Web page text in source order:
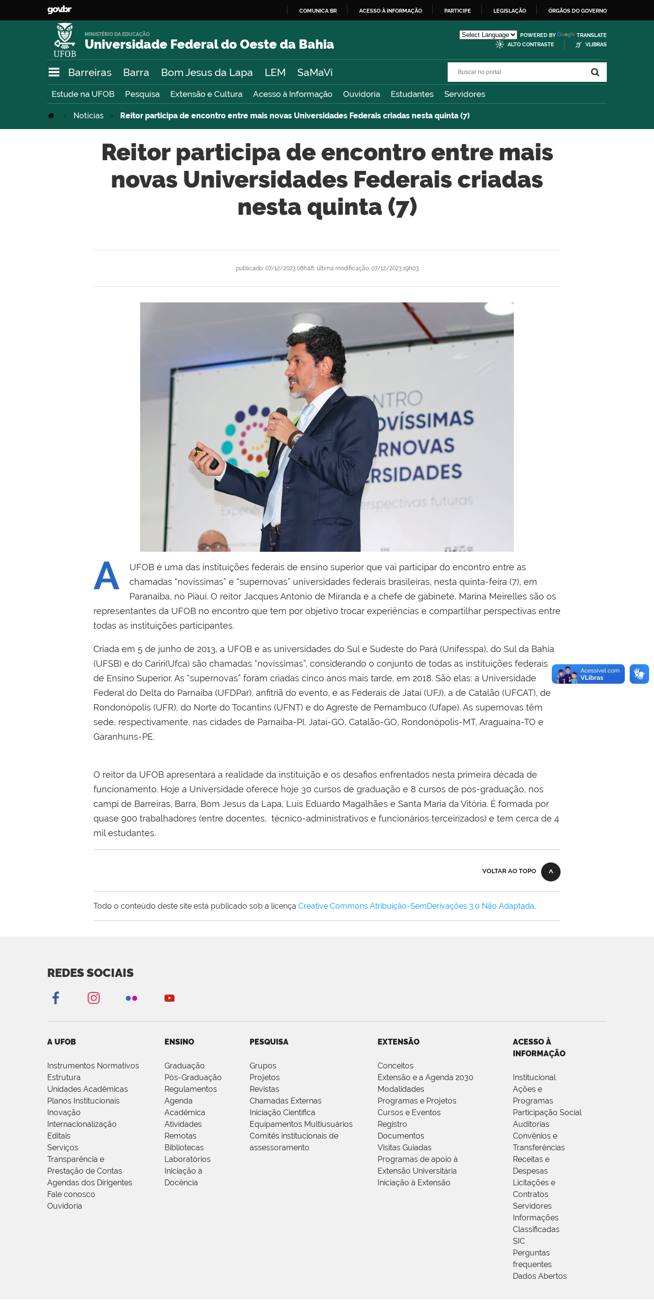
O
COMUNICA BR ACESSO À INFORMAÇÃO PARTICIPE LEGISLAÇÃO ÓRGÃOS DO GOVERNO
Universidade Federal do Oeste da Bahia
MINISTÉRIO DA EDUCAÇÃO POWERED BY
TRANSLATE
ALTO CONTRASTE
VLIBRAS
Barreiras Barra Bom Jesus da Lapa LEM SaMaVi
Estude na UFOB Pesquisa Extensão e Cultura Acesso à Informação Ouvidoria Estudantes Servidores
Notícias Reitor participa de encontro entre mais novas Universidades Federais criadas nesta quinta (7)
Reitor participa de encontro entre mais
novas Universidades Federais criadas
nesta quinta (7)
publicado: 07/12/2023 08h48, última modificação: 07/12/2023 19h03
A
UFOB é uma das instituições federais de ensino superior que vai participar do encontro entre as
chamadas “novíssimas” e “supernovas” universidades federais brasileiras, nesta quinta-feira (7), em
Paranaíba, no Piauí. O reitor Jacques Antonio de Miranda e a chefe de gabinete, Marina Meirelles são os
representantes da UFOB no encontro que tem por objetivo trocar experiências e compartilhar perspectivas entre
todas as instituições participantes.
Criada em 5 de junho de 2013, a UFOB e as universidades do Sul e Sudeste do Pará (Unifesspa), do Sul da Bahia
(UFSB) e do Cariri(Ufca) são chamadas “novíssimas”, considerando o conjunto de todas as instituições federais
de Ensino Superior. As “supernovas” foram criadas cinco anos mais tarde, em 2018. São elas: a Universidade
Federal do Delta do Parnaíba (UFDPar), anfitriã do evento, e as Federais de Jataí (UFJ), a de Catalão (UFCAT), de
Rondonópolis (UFR), do Norte do Tocantins (UFNT) e do Agreste de Pernambuco (Ufape). As supernovas têm
sede, respectivamente, nas cidades de Parnaíba-PI, Jataí-GO, Catalão-GO, Rondonópolis-MT, Araguaína-TO e
Garanhuns-PE.
O reitor da UFOB apresentará a realidade da instituição e os desafios enfrentados nesta primeira década de
funcionamento. Hoje a Universidade oferece hoje 30 cursos de graduação e 8 cursos de pós-graduação, nos
campi de Barreiras, Barra, Bom Jesus da Lapa, Luís Eduardo Magalhães e Santa Maria da Vitória. É formada por
quase 900 trabalhadores (entre docentes, técnico-administrativos e funcionários terceirizados) e tem cerca de 4
mil estudantes.
VOLTAR AO TOPO
Todo o conteúdo deste site está publicado sob a licença Creative Commons Atribuição-SemDerivações 3.0 Não Adaptada.
REDES SOCIAIS
A UFOB
Instrumentos Normativos
Estrutura
Unidades Acadêmicas
Planos Institucionais
Inovação
Internacionalização
Editais
Serviços
Transparência e
Prestação de Contas
Agendas dos Dirigentes
Fale conosco
Ouvidoria
ENSINO
Graduação
Pós-Graduação
Regulamentos
Agenda
Acadêmica
Atividades
Remotas
Bibliotecas
Laboratórios
Iniciação à
Docência
PESQUISA
Grupos
Projetos
Revistas
Chamadas Externas
Iniciação Científica
Equipamentos Multiusuários
Comitês institucionais de
assessoramento
EXTENSÃO
Conceitos
Extensão e a Agenda 2030
Modalidades
Programas e Projetos
Cursos e Eventos
Registro
Documentos
Visitas Guiadas
Programas de apoio à
Extensão Universitária
Iniciação à Extensão
ACESSO À
INFORMAÇÃO
Institucional
Ações e
Programas
Participação Social
Auditorias
Convênios e
Transferências
Receitas e
Despesas
Licitações e
Contratos
Servidores
Informações
Classificadas
SIC
Perguntas
frequentes
Dados Abertos